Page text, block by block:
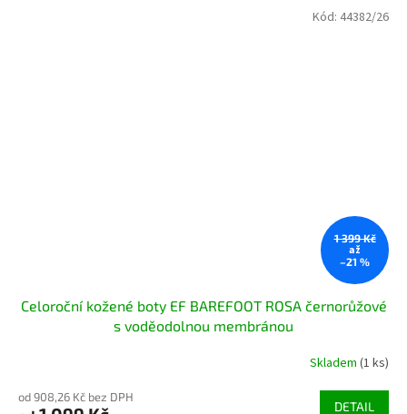
1 399 Kč
až
–21 %
Celoroční kožené boty EF BAREFOOT ROSA černorůžové
s voděodolnou membránou
Skladem (1 ks)
od 908,26 Kč bez DPH
DETAIL
Kód: 44382/26